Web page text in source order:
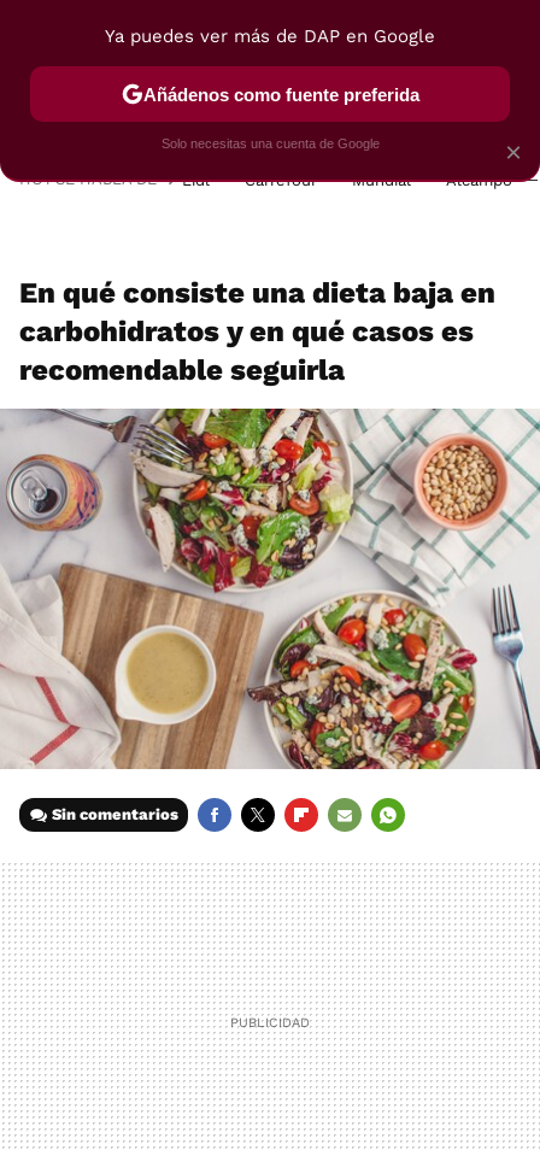
POSTRES VIAJES SELECCIÓN VEGUI
HOY SE HABLA DE Lidl Carrefour Mundial Alcampo
En qué consiste una dieta baja en
carbohidratos y en qué casos es
recomendable seguirla
Sin comentarios
MAIL
×
Ya puedes ver más de DAP en Google
Añádenos como fuente preferida
Solo necesitas una cuenta de Google